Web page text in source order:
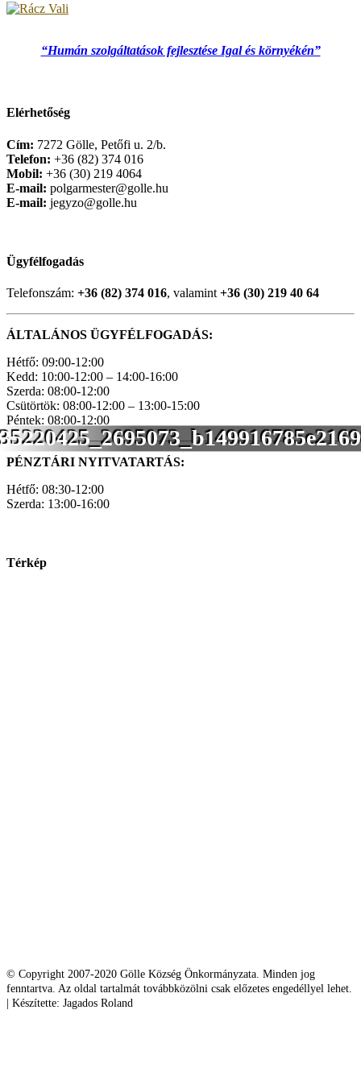
“Humán szolgáltatások fejlesztése Igal és környékén”
Elérhetőség
Cím: 7272 Gölle, Petőfi u. 2/b.
Telefon: +36 (82) 374 016
Mobil: +36 (30) 219 4064
E-mail: polgarmester@golle.hu
E-mail: jegyzo@golle.hu
Ügyfélfogadás
Telefonszám: +36 (82) 374 016, valamint +36 (30) 219 40 64
ÁLTALÁNOS ÜGYFÉLFOGADÁS:
Hétfő: 09:00-12:00
Kedd: 10:00-12:00 – 14:00-16:00
Szerda: 08:00-12:00
Csütörtök: 08:00-12:00 – 13:00-15:00
Péntek: 08:00-12:00
PÉNZTÁRI NYITVATARTÁS:
Hétfő: 08:30-12:00
Szerda: 13:00-16:00
Térkép
© Copyright 2007-2020 Gölle Község Önkormányzata. Minden jog
fenntartva. Az oldal tartalmát továbbközölni csak előzetes engedéllyel lehet.
| Készítette: Jagados Roland